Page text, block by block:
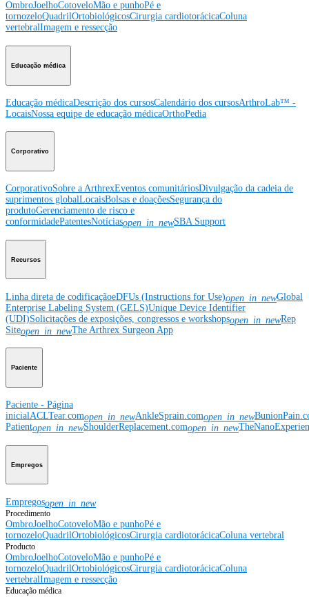
OmbroJoelhoCotoveloMão e punhoPé e
tornozeloQuadrilOrtobiológicosCirurgia cardiotorácicaColuna
vertebralImagem e ressecção
Educação médica
Educação médicaDescrição dos cursosCalendário dos cursosArthroLab™ -
LocaisNossa equipe de educação médicaOrthoPedia
Corporativo
CorporativoSobre a ArthrexEventos comunitáriosDivulgação da cadeia de
suprimentos globalLocaisBolsas e doaçõesSegurança do
produtoGerenciamento de risco e
conformidadePatentesNotíciasopen_in_newSBA Support
Recursos
Linha direta de codificaçãoeDFUs (Instructions for Use)open_in_newGlobal
Enterprise Labeling System (GELS)Unique Device Identifier
(UDI)Solicitações de exposições, congressos e workshopsopen_in_newRep
Siteopen_in_newThe Arthrex Surgeon App
Paciente
Paciente - Página
inicialACLTear.comopen_in_newAnkleSprain.comopen_in_new
Patientopen_in_newShoulderReplacement.comopen_in_new
Empregos
Empregosopen_in_new
Procedimento
OmbroJoelhoCotoveloMão e punhoPé e
tornozeloQuadrilOrtobiológicosCirurgia cardiotorácicaColuna vertebral
Producto
OmbroJoelhoCotoveloMão e punhoPé e
tornozeloQuadrilOrtobiológicosCirurgia cardiotorácicaColuna
vertebralImagem e ressecção
Educação médica